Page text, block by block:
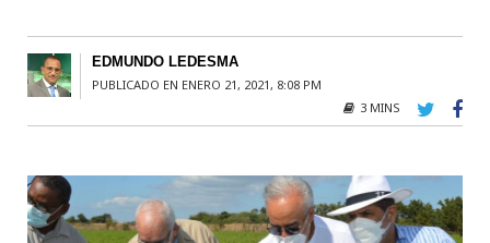
EDMUNDO LEDESMA
PUBLICADO EN ENERO 21, 2021, 8:08 PM
3 MINS